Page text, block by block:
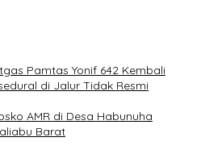
Pamtas Yonif 642 Kembali
di Jalur Tidak Resmi
AMR di Desa Habunuha
Barat